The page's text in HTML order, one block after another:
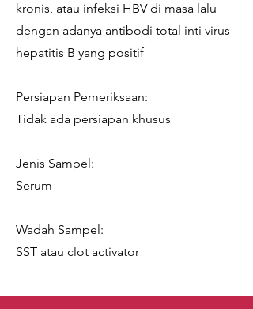
kronis, atau infeksi HBV di masa lalu
dengan adanya antibodi total inti virus
hepatitis B yang positif
Persiapan Pemeriksaan:
Tidak ada persiapan khusus
Jenis Sampel:
Serum
Wadah Sampel:
SST atau clot activator